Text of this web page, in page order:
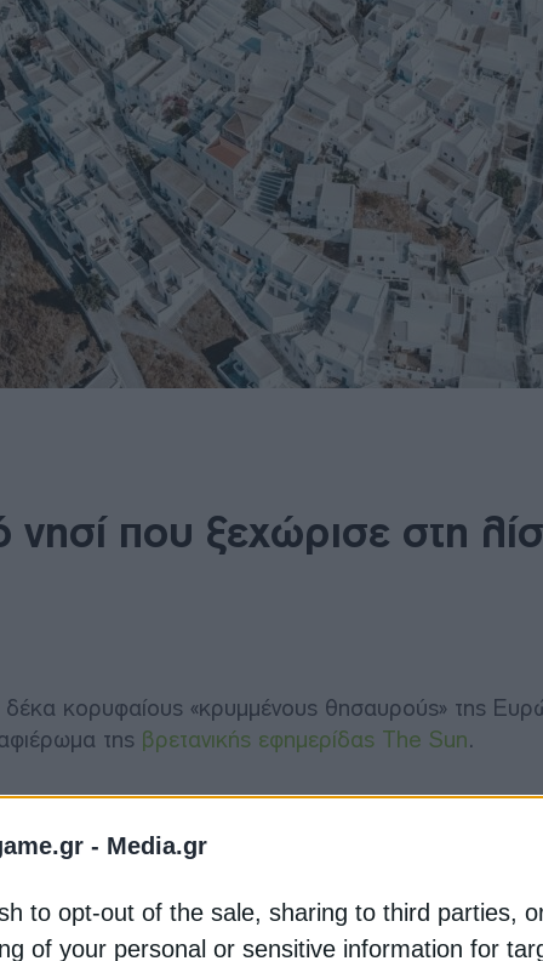
- Media.gr
to opt-out of the sale, sharing to third parties,
of your personal or sensitive information for
που ξεχώρισε στη
κορυφαίους «κρυμμένους θησαυρούς» της
της βρετανικής εφημερίδας The Sun.
ανάμεσα σε προορισμούς από διαφορετικές
ομορφιά, το χαμηλό περιβαλλοντικό
μακριά από τον μαζικό τουρισμό.
η διατήρηση του αυθεντικού χαρακτήρα τους, η